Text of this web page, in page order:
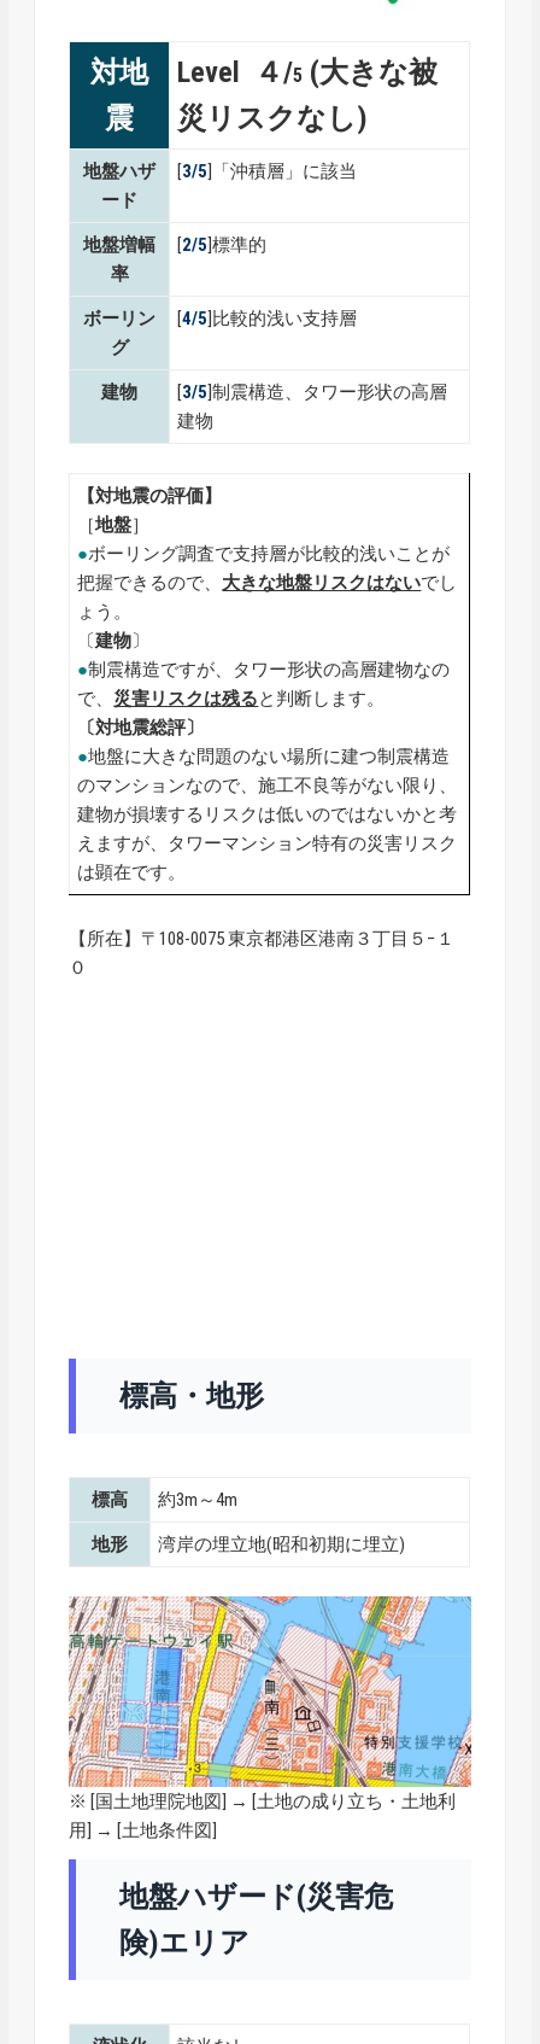
対地
震
Level ４/5 (大きな被
災リスクなし)
地盤ハザ
ード
[3/5]「沖積層」に該当
地盤増幅
率
[2/5]標準的
ボーリン
グ
[4/5]比較的浅い支持層
建物 [3/5]制震構造、タワー形状の高層
建物
【対地震の評価】
［地盤］
●ボーリング調査で支持層が比較的浅いことが
把握できるので、 大きな地盤リスクはないでし
ょう。
〔建物〕
●制震構造ですが、タワー形状の高層建物なの
で、 災害リスクは残ると判断します。
〔対地震総評〕
●地盤に大きな問題のない場所に建つ制震構造
のマンションなので、施工不良等がない限り、
建物が損壊するリスクは低いのではないかと考
えますが、タワーマンション特有の災害リスク
は顕在です。
【所在】〒108-0075 東京都港区港南３丁目５−１
０
標高・地形
標高 約3m～4m
地形 湾岸の埋立地(昭和初期に埋立)
※ [国土地理院地図] → [土地の成り立ち・土地利
用] → [土地条件図]
地盤ハザード(災害危
険)エリア